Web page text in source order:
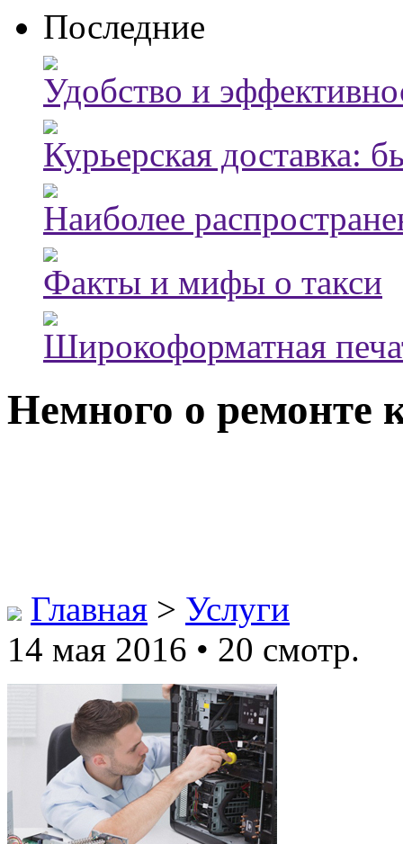
Последние
Удобство и
Курьерская доставка:
Наиболее
Факты и мифы о такси
Широкоформатная
Немного о ремонте
Главная > Услуги
14 мая 2016 • 20 смотр.